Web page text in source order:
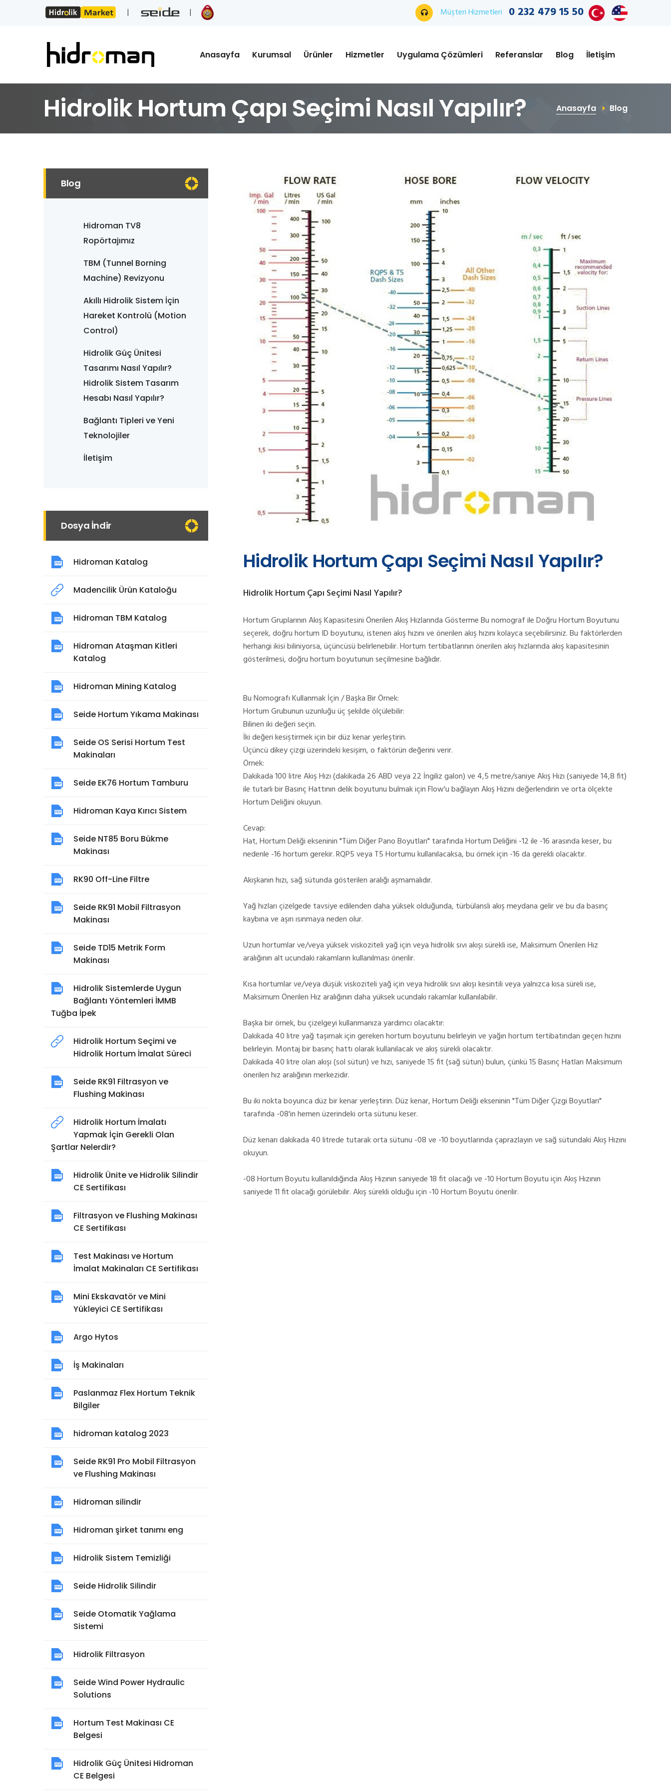
Müşteri Hizmetleri 0 232 479 15 50
Anasayfa Kurumsal Ürünler Hizmetler Uygulama Çözümleri Referanslar Blog İletişim
Hidrolik Hortum Çapı Seçimi Nasıl Yapılır? Anasayfa Blog
Hidrolik Hortum Çapı Seçimi Nasıl Yapılır?
Hidrolik Hortum Çapı Seçimi Nasıl Yapılır?
Hortum Gruplarının Akış Kapasitesini Önerilen Akış Hızlarında Gösterme Bu nomograf ile Doğru Hortum Boyutunu
seçerek, doğru hortum ID boyutunu, istenen akış hızını ve önerilen akış hızını kolayca seçebilirsiniz. Bu faktörlerden
herhangi ikisi biliniyorsa, üçüncüsü belirlenebilir. Hortum tertibatlarının önerilen akış hızlarında akış kapasitesinin
gösterilmesi, doğru hortum boyutunun seçilmesine bağlıdır.
Bu Nomografı Kullanmak İçin / Başka Bir Örnek:
Hortum Grubunun uzunluğu üç şekilde ölçülebilir:
Bilinen iki değeri seçin.
İki değeri kesiştirmek için bir düz kenar yerleştirin.
Üçüncü dikey çizgi üzerindeki kesişim, o faktörün değerini verir.
Örnek:
Dakikada 100 litre Akış Hızı (dakikada 26 ABD veya 22 İngiliz galon) ve 4,5 metre/saniye Akış Hızı (saniyede 14,8 fit)
ile tutarlı bir Basınç Hattının delik boyutunu bulmak için Flow'u bağlayın Akış Hızını değerlendirin ve orta ölçekte
Hortum Deliğini okuyun.
Cevap:
Hat, Hortum Deliği ekseninin "Tüm Diğer Pano Boyutları" tarafında Hortum Deliğini -12 ile -16 arasında keser, bu
nedenle -16 hortum gerekir. RQP5 veya T5 Hortumu kullanılacaksa, bu örnek için -16 da gerekli olacaktır.
Akışkanın hızı, sağ sütunda gösterilen aralığı aşmamalıdır.
Yağ hızları çizelgede tavsiye edilenden daha yüksek olduğunda, türbülanslı akış meydana gelir ve bu da basınç
kaybına ve aşırı ısınmaya neden olur.
Uzun hortumlar ve/veya yüksek viskoziteli yağ için veya hidrolik sıvı akışı sürekli ise, Maksimum Önerilen Hız
aralığının alt ucundaki rakamların kullanılması önerilir.
Kısa hortumlar ve/veya düşük viskoziteli yağ için veya hidrolik sıvı akışı kesintili veya yalnızca kısa süreli ise,
Maksimum Önerilen Hız aralığının daha yüksek ucundaki rakamlar kullanılabilir.
Başka bir örnek, bu çizelgeyi kullanmanıza yardımcı olacaktır:
Dakikada 40 litre yağ taşımak için gereken hortum boyutunu belirleyin ve yağın hortum tertibatından geçen hızını
belirleyin. Montaj bir basınç hattı olarak kullanılacak ve akış sürekli olacaktır.
Dakikada 40 litre olan akışı (sol sütun) ve hızı, saniyede 15 fit (sağ sütun) bulun, çünkü 15 Basınç Hatları Maksimum
önerilen hız aralığının merkezidir.
Bu iki nokta boyunca düz bir kenar yerleştirin. Düz kenar, Hortum Deliği ekseninin "Tüm Diğer Çizgi Boyutları"
tarafında -08'in hemen üzerindeki orta sütunu keser.
Düz kenarı dakikada 40 litrede tutarak orta sütunu -08 ve -10 boyutlarında çaprazlayın ve sağ sütundaki Akış Hızını
okuyun.
-08 Hortum Boyutu kullanıldığında Akış Hızının saniyede 18 fit olacağı ve -10 Hortum Boyutu için Akış Hızının
saniyede 11 fit olacağı görülebilir. Akış sürekli olduğu için -10 Hortum Boyutu önerilir.
Blog
Hidroman TV8
Ropörtajımız
TBM (Tunnel Borning
Machine) Revizyonu
Akıllı Hidrolik Sistem İçin
Hareket Kontrolü (Motion
Control)
Hidrolik Güç Ünitesi
Tasarımı Nasıl Yapılır?
Hidrolik Sistem Tasarım
Hesabı Nasıl Yapılır?
Bağlantı Tipleri ve Yeni
Teknolojiler
İletişim
Dosya İndir
Hidroman Katalog
Madencilik Ürün Kataloğu
Hidroman TBM Katalog
Hidroman Ataşman Kitleri
Katalog
Hidroman Mining Katalog
Seide Hortum Yıkama Makinası
Seide OS Serisi Hortum Test
Makinaları
Seide EK76 Hortum Tamburu
Hidroman Kaya Kırıcı Sistem
Seide NT85 Boru Bükme
Makinası
RK90 Off-Line Filtre
Seide RK91 Mobil Filtrasyon
Makinası
Seide TD15 Metrik Form
Makinası
Hidrolik Sistemlerde Uygun
Bağlantı Yöntemleri İMMB
Tuğba İpek
Hidrolik Hortum Seçimi ve
Hidrolik Hortum İmalat Süreci
Seide RK91 Filtrasyon ve
Flushing Makinası
Hidrolik Hortum İmalatı
Yapmak İçin Gerekli Olan
Şartlar Nelerdir?
Hidrolik Ünite ve Hidrolik Silindir
CE Sertifikası
Filtrasyon ve Flushing Makinası
CE Sertifikası
Test Makinası ve Hortum
İmalat Makinaları CE Sertifikası
Mini Ekskavatör ve Mini
Yükleyici CE Sertifikası
Argo Hytos
İş Makinaları
Paslanmaz Flex Hortum Teknik
Bilgiler
hidroman katalog 2023
Seide RK91 Pro Mobil Filtrasyon
ve Flushing Makinası
Hidroman silindir
Hidroman şirket tanımı eng
Hidrolik Sistem Temizliği
Seide Hidrolik Silindir
Seide Otomatik Yağlama
Sistemi
Hidrolik Filtrasyon
Seide Wind Power Hydraulic
Solutions
Hortum Test Makinası CE
Belgesi
Hidrolik Güç Ünitesi Hidroman
CE Belgesi